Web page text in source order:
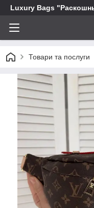
Luxury Bags
Товари та послуги